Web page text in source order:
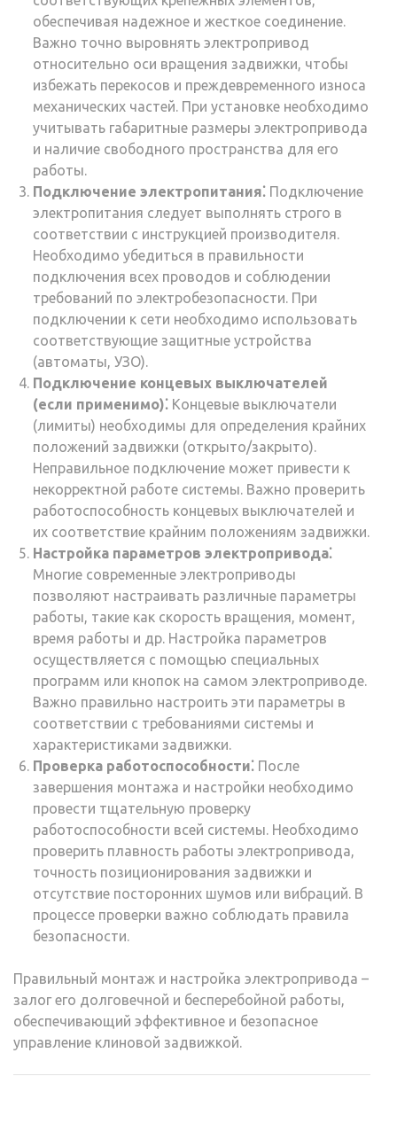
обеспечивая надежное и жесткое соединение.
Важно точно выровнять электропривод
относительно оси вращения задвижки, чтобы
избежать перекосов и преждевременного износа
механических частей. При установке необходимо
учитывать габаритные размеры электропривода
и наличие свободного пространства для его
работы.
Подключение электропитания⁚ Подключение
электропитания следует выполнять строго в
соответствии с инструкцией производителя.
Необходимо убедиться в правильности
подключения всех проводов и соблюдении
требований по электробезопасности. При
подключении к сети необходимо использовать
соответствующие защитные устройства
(автоматы, УЗО).
Подключение концевых выключателей
(если применимо)⁚ Концевые выключатели
(лимиты) необходимы для определения крайних
положений задвижки (открыто/закрыто).
Неправильное подключение может привести к
некорректной работе системы. Важно проверить
работоспособность концевых выключателей и
их соответствие крайним положениям задвижки.
Настройка параметров электропривода⁚
Многие современные электроприводы
позволяют настраивать различные параметры
работы, такие как скорость вращения, момент,
время работы и др. Настройка параметров
осуществляется с помощью специальных
программ или кнопок на самом электроприводе.
Важно правильно настроить эти параметры в
соответствии с требованиями системы и
характеристиками задвижки.
Проверка работоспособности⁚ После
завершения монтажа и настройки необходимо
провести тщательную проверку
работоспособности всей системы. Необходимо
проверить плавность работы электропривода,
точность позиционирования задвижки и
отсутствие посторонних шумов или вибраций. В
процессе проверки важно соблюдать правила
безопасности.
Правильный монтаж и настройка электропривода –
залог его долговечной и бесперебойной работы,
обеспечивающий эффективное и безопасное
управление клиновой задвижкой.